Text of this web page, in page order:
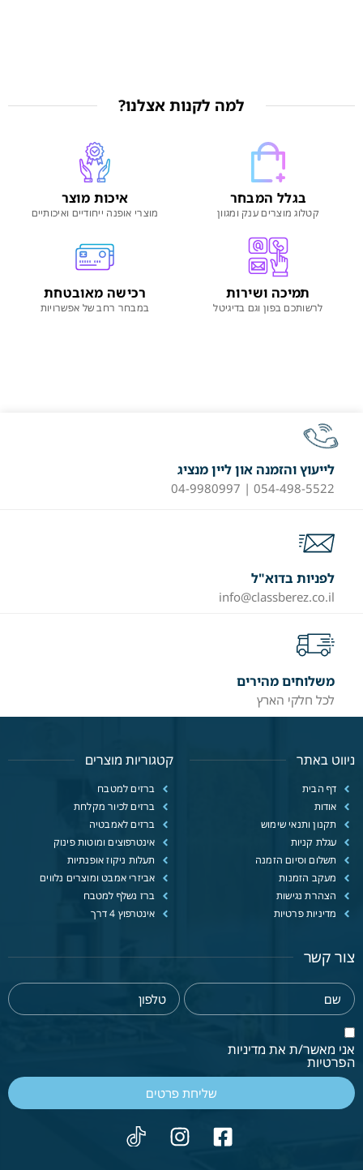
למה לקנות אצלנו?
בגלל המבחר
קטלוג מוצרים ענק ומגוון
איכות מוצר
מוצרי אופנה ייחודיים ואיכותיים
תמיכה ושירות
לרשותכם בפון וגם בדיגיטל
רכישה מאובטחת
במבחר רחב של אפשרויות
לייעוץ והזמנה און ליין מנציג
054-498-5522 | 04-9980997
לפניות בדוא"ל
info@classberez.co.il
משלוחים מהירים
לכל חלקי הארץ
ניווט באתר
דף הבית
אודות
תקנון ותנאי שימוש
עגלת קניות
תשלום וסיום הזמנה
מעקב הזמנות
הצהרת נגישות
מדיניות פרטיות
קטגוריות מוצרים
ברזים למטבח
ברזים לכיור מקלחת
ברזים לאמבטיה
אינטרפוצים ומוטות פינוק
תעלות ניקוז אופנתיות
אביזרי אמבט ומוצרים נלווים
ברז נשלף למטבח
אינטרפוץ 4 דרך
צור קשר
אני מאשר/ת את מדיניות
הפרטיות
שליחת פרטים